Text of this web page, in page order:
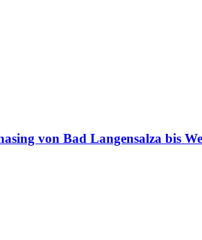
von Bad Langensalza bis